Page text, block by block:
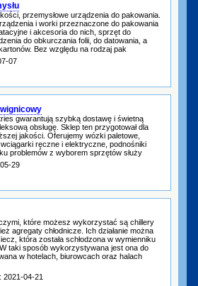
przemysłowe urządzenia do pakowania.
i worki przeznaczone do pakowania
i akcesoria do nich, sprzęt do
do obkurczania folii, do datowania, a
Bez względu na rodzaj pak
07
gwarantują szybką dostawę i świetną
obsługę. Sklep ten przygotował dla
jakości. Oferujemy wózki paletowe,
ręczne i elektryczne, podnośniki
problemów z wyborem sprzętów służy
29
które możesz wykorzystać są chillery
agregaty chłodnicze. Ich działanie można
która została schłodzona w wymienniku
taki sposób wykorzystywana jest ona do
w hotelach, biurowcach oraz halach
2021-04-21